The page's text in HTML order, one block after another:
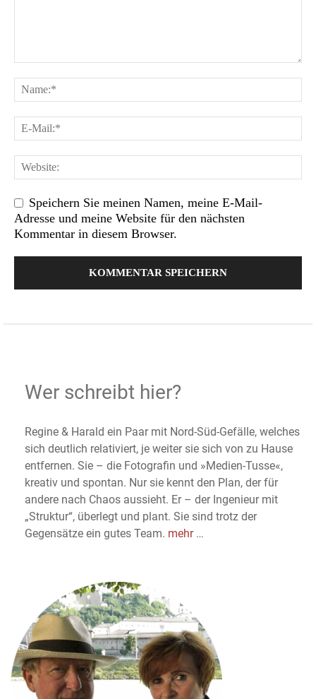
Speichern Sie meinen Namen, meine E-Mail-
Adresse und meine Website für den nächsten
Kommentar in diesem Browser.
Wer schreibt hier?
Regine & Harald ein Paar mit Nord-Süd-Gefälle, welches
sich deutlich relativiert, je weiter sie sich von zu Hause
entfernen. Sie – die Fotografin und »Medien-Tusse«,
kreativ und spontan. Nur sie kennt den Plan, der für
andere nach Chaos aussieht. Er – der Ingenieur mit
„Struktur“, überlegt und plant. Sie sind trotz der
Gegensätze ein gutes Team. mehr …